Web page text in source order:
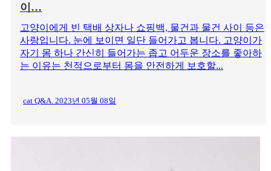
이…
고양이에게 빈 택배 상자나 쇼핑백, 물건과 물건 사이 등은
사랑입니다. 눈에 보이면 일단 들어가고 봅니다. 고양이가
자기 몸 하나 간신히 들어가는 좁고 어두운 장소를 좋아하
는 이유는 천적으로부터 몸을 안전하게 보호할...
cat Q&A. 2023년 05월 08일